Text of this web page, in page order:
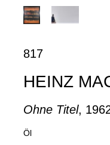
817
HEINZ
Ohne Titel,
Öl